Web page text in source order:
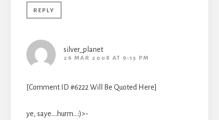
REPLY
silver_planet
26 MAR 2008 AT 9:15 PM
[Comment ID #6222 Will Be Quoted Here]
ye, saye….hurm…:)>-